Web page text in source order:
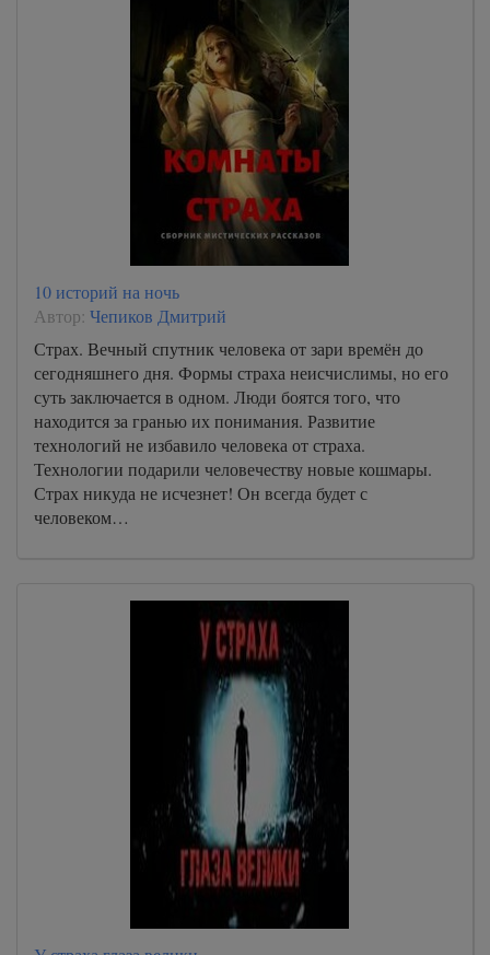
10 историй на ночь
Автор: Чепиков Дмитрий
Страх. Вечный спутник человека от зари времён до
сегодняшнего дня. Формы страха неисчислимы, но его
суть заключается в одном. Люди боятся того, что
находится за гранью их понимания. Развитие
технологий не избавило человека от страха.
Технологии подарили человечеству новые кошмары.
Страх никуда не исчезнет! Он всегда будет с
человеком…